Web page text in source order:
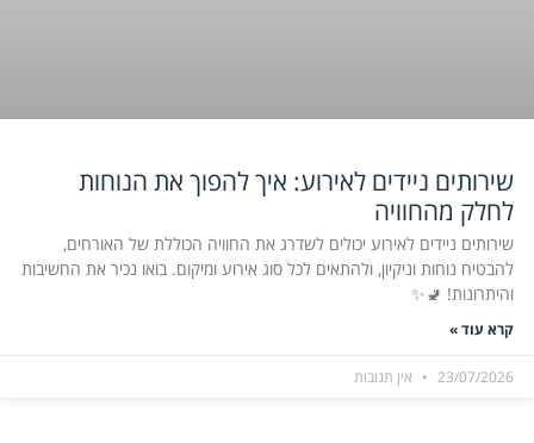
שירותים ניידים לאירוע: איך להפוך את הנוחות
לחלק מהחוויה
שירותים ניידים לאירוע יכולים לשדרג את החוויה הכוללת של האורחים,
להבטיח נוחות וניקיון, ולהתאים לכל סוג אירוע ומיקום. בואו נכיר את החשיבות
והיתרונות! 🚽✨
קרא עוד »
23/07/2026 אין תגובות